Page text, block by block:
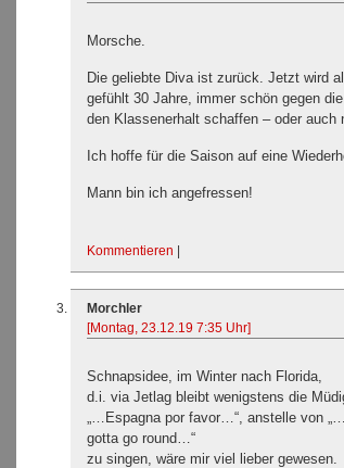
Morsche.
Die geliebte Diva ist zurück. Jetzt wird
gefühlt 30 Jahre, immer schön gegen
den Klassenerhalt schaffen – oder auch
Ich hoffe für die Saison auf eine
Mann bin ich angefressen!
Kommentieren |
Morchler
[Montag, 23.12.19 7:35 Uhr]
Schnapsidee, im Winter nach Florida,
d.i. via Jetlag bleibt wenigstens die
„…Espagna por favor…“, anstelle von
gotta go round…“
zu singen, wäre mir viel lieber gewesen.